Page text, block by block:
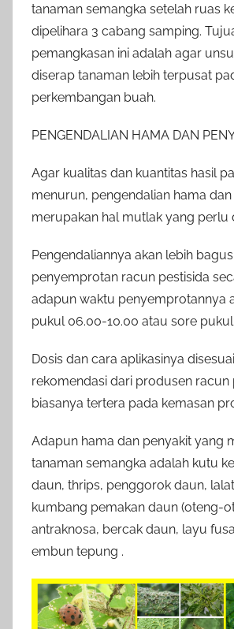
tanaman semangka setelah ruas
dipelihara 3 cabang samping.
pemangkasan ini adalah agar
diserap tanaman lebih terpusat
perkembangan buah.
PENGENDALIAN HAMA DAN
Agar kualitas dan kuantitas hasil
menurun, pengendalian hama
merupakan hal mutlak yang perlu
Pengendaliannya akan lebih
penyemprotan racun pestisida
adapun waktu penyemprotannya
pukul 06.00-10.00 atau sore pukul
Dosis dan cara aplikasinya
rekomendasi dari produsen racun
biasanya tertera pada kemasan
Adapun hama dan penyakit yang
tanaman semangka adalah kutu
daun, thrips, penggorok daun,
kumbang pemakan daun (oteng-
antraknosa, bercak daun, layu
embun tepung .